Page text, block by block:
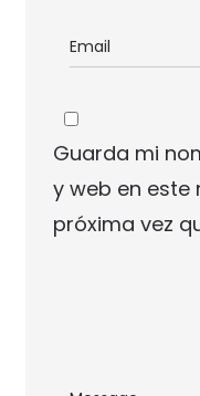
Guarda mi
y web en
próxima vez